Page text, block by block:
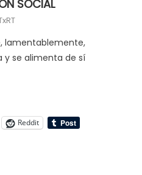
SOCIAL
lamentablemente,
y se alimenta de sí
Reddit